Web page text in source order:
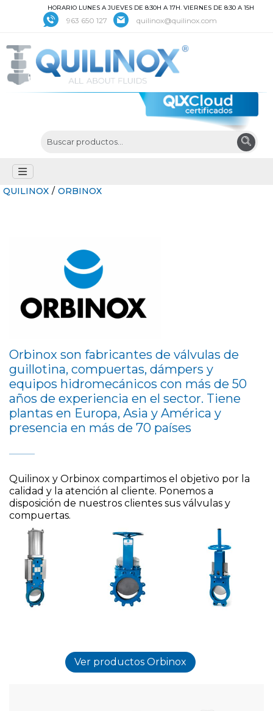
HORARIO LUNES A JUEVES DE 8:30H A 17H. VIERNES DE 8:30 A 15H
963 650 127 quilinox@quilinox.com
QUILINOX / ORBINOX
Orbinox son fabricantes de válvulas de
guillotina, compuertas, dámpers y
equipos hidromecánicos con más de 50
años de experiencia en el sector. Tiene
plantas en Europa, Asia y América y
presencia en más de 70 países
Quilinox y Orbinox compartimos el objetivo por la
calidad y la atención al cliente. Ponemos a
disposición de nuestros clientes sus válvulas y
compuertas.